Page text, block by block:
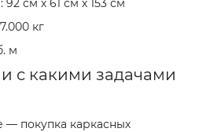
см х 61 см х 153 см
кг
м
с какими задачами
покупка каркасных